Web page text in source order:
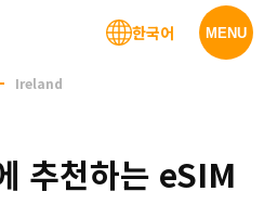
MENU
한국어
Ireland
추천하는 eSIM